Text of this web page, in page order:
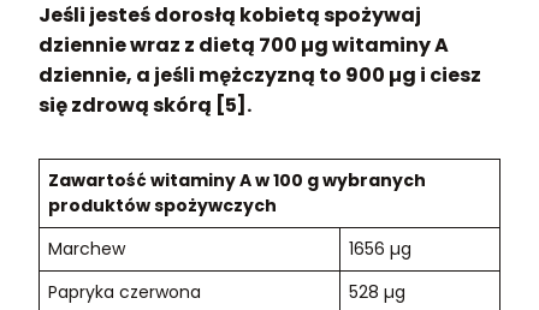
Jeśli jesteś dorosłą kobietą spożywaj
dziennie wraz z dietą 700 µg witaminy A
dziennie, a jeśli mężczyzną to 900 µg i ciesz
się zdrową skórą [5].
Zawartość witaminy A w 100 g wybranych
produktów spożywczych
Marchew
1656 µg
Papryka czerwona
528 µg